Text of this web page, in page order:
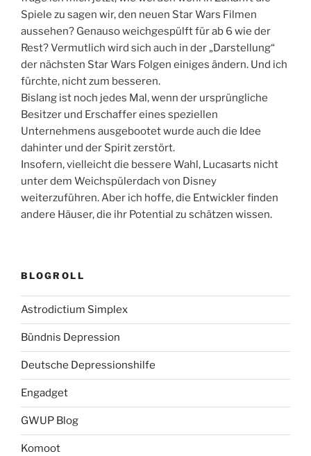
Spiele zu sagen wir, den neuen Star Wars Filmen
aussehen? Genauso weichgespülft für ab 6 wie der
Rest? Vermutlich wird sich auch in der „Darstellung“
der nächsten Star Wars Folgen einiges ändern. Und ich
fürchte, nicht zum besseren.
Bislang ist noch jedes Mal, wenn der ursprüngliche
Besitzer und Erschaffer eines speziellen
Unternehmens ausgebootet wurde auch die Idee
dahinter und der Spirit zerstört.
Insofern, vielleicht die bessere Wahl, Lucasarts nicht
unter dem Weichspülerdach von Disney
weiterzuführen. Aber ich hoffe, die Entwickler finden
andere Häuser, die ihr Potential zu schätzen wissen.
BLOGROLL
Astrodictium Simplex
Bündnis Depression
Deutsche Depressionshilfe
Engadget
GWUP Blog
Komoot